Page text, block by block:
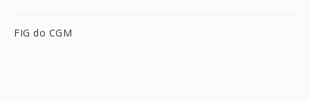
FIG do CGM